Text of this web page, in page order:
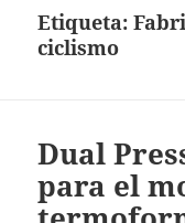
Etiqueta:
ciclismo
Dual
para el